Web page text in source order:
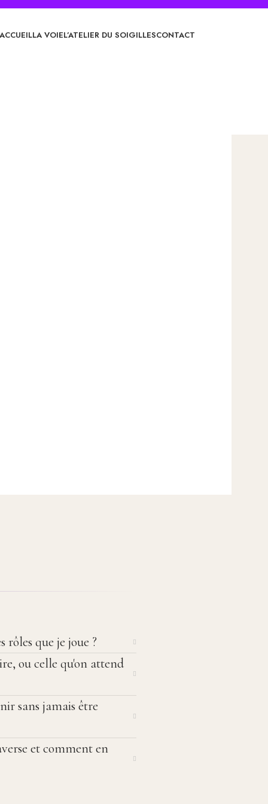
ACCUEILLA VOIEL’ATELIER DU SOIGILLESCONTACT
rôles que je joue ?
ou celle qu'on attend
sans jamais être
et comment en